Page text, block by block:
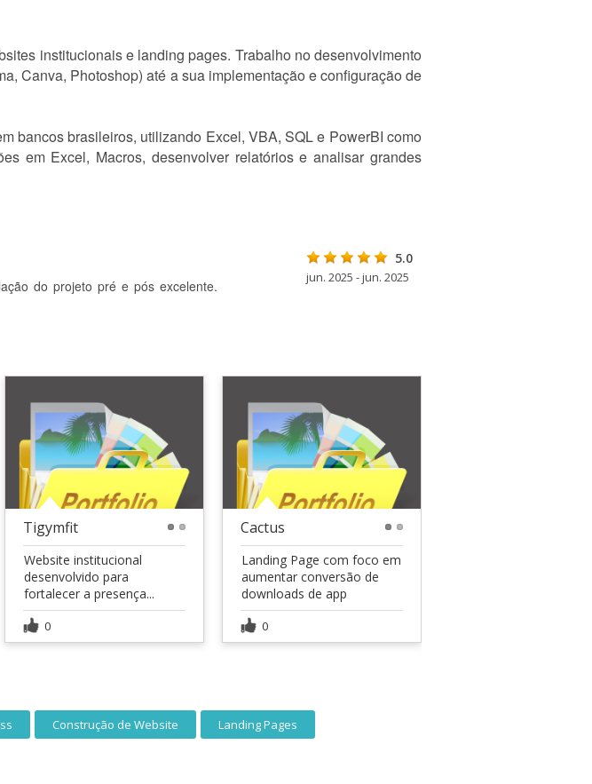
institucionais e landing pages. Trabalho no desenvolvimento
Canva, Photoshop) até a sua implementação e configuração de
bancos brasileiros, utilizando Excel, VBA, SQL e PowerBI como
em Excel, Macros, desenvolver relatórios e analisar grandes
do projeto pré e pós excelente.
5.0
jun. 2025 - jun. 2025
Tigymfit
Website institucional
desenvolvido para
fortalecer a presença...
0
Cactus
Landing Page com foco em
aumentar conversão de
downloads de app
0
Construção de Website Landing Pages